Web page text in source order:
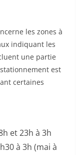
les zones à
indiquant les
une partie
est
certaines
et 23h à 3h
à 3h (mai à